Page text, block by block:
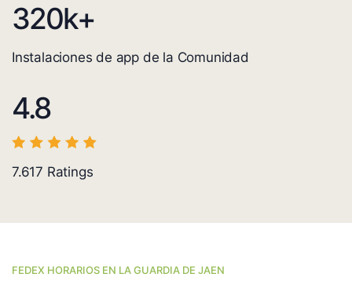
320k+
Instalaciones de app de la Comunidad
4.8
7.617 Ratings
FEDEX HORARIOS EN LA GUARDIA DE JAEN